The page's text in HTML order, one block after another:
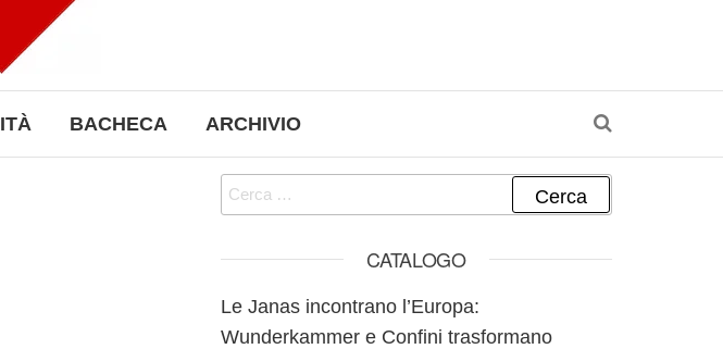
BACHECA ARCHIVIO
Ricerca per:
CATALOGO
Le Janas incontrano l’Europa:
Wunderkammer e Confini trasformano